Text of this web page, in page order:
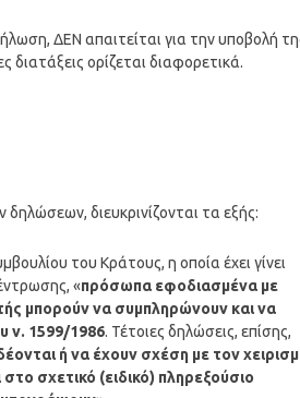
ΔΕΝ απαιτείται για την υποβολή
ορίζεται διαφορετικά.
διευκρινίζονται τα εξής:
του Κράτους, η οποία έχει γίνει
«πρόσωπα εφοδιασμένα με
μπορούν να συμπληρώνουν και να
ν. 1599/1986. Τέτοιες δηλώσεις, επίσης,
ή να έχουν σχέση με τον
σχετικό (ειδικό) πληρεξούσιο